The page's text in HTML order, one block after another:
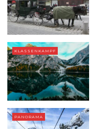
KLASSENKAMPF
PANORAMA